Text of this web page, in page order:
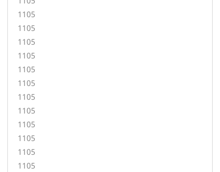
1105
1105
1105
1105
1105
1105
1105
1105
1105
1105
1105
1105